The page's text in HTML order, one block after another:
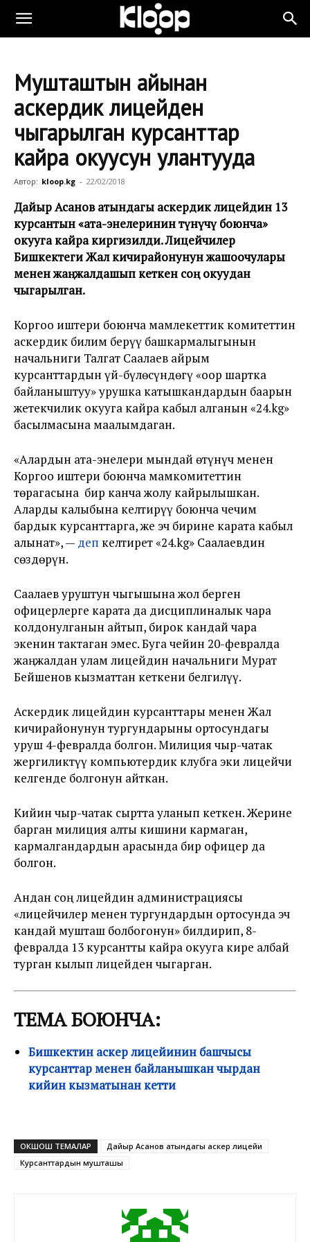
Мушташтын айынан
аскердик лицейден
чыгарылган курсанттар
кайра окуусун улантууда
Автор: kloop.kg - 22/02/2018
Дайыр Асанов атындагы аскердик лицейдин 13
курсантын «ата-энелеринин өтүнүчү боюнча»
окууга кайра киргизилди. Лицейчилер
Бишкектеги Жал кичирайонунун жашоочулары
менен жаңжалдашып кеткен соң окуудан
чыгарылган.
Коргоо иштери боюнча мамлекеттик комитеттин
аскердик билим берүү башкармалыгынын
начальниги Талгат Саалаев айрым
курсанттардын үй-бүлөсүндөгү «оор шартка
байланыштуу» урушка катышкандардын баарын
жетекчилик окууга кайра кабыл алганын «24.kg»
басылмасына маалымдаган.
«Алардын ата-энелери мындай өтүнүч менен
Коргоо иштери боюнча мамкомитеттин
төрагасына бир канча жолу кайрылышкан.
Аларды калыбына келтирүү боюнча чечим
бардык курсанттарга, же эч бирине карата кабыл
алынат», — деп келтирет «24.kg» Саалаевдин
сөздөрүн.
Саалаев уруштун чыгышына жол берген
офицерлерге карата да дисциплиналык чара
колдонулганын айтып, бирок кандай чара
экенин тактаган эмес. Буга чейин 20-февралда
жаңжалдан улам лицейдин начальниги Мурат
Бейшенов кызматтан кеткени белгилүү.
Аскердик лицейдин курсанттары менен Жал
кичирайонунун тургундарыны ортосундагы
уруш 4-февралда болгон. Милиция чыр-чатак
жергиликтүү компьютердик клубга эки лицейчи
келгенде болгонун айткан.
Кийин чыр-чатак сыртта уланып кеткен. Жерине
барган милиция алты кишини кармаган,
кармалгандардын арасында бир офицер да
болгон.
Андан соң лицейдин администрациясы
«лицейчилер менен тургундардын ортосунда эч
кандай мушташ болбогонун» билдирип, 8-
февралда 13 курсантты кайра окууга кире албай
турган кылып лицейден чыгарган.
ТЕМА БОЮНЧА:
Бишкектин аскер лицейинин башчысы
курсанттар менен байланышкан чырдан
кийин кызматынан кетти
ОКШОШ ТЕМАЛАР
Дайыр Асанов атындагы аскер лицейи
Курсанттардын мушташы